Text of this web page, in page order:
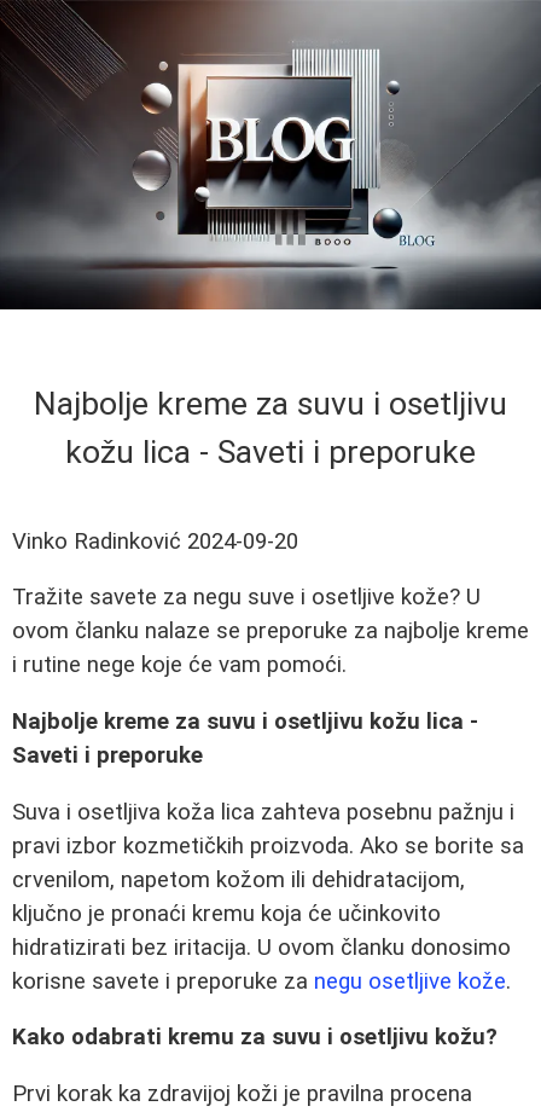
Najbolje kreme za suvu i osetljivu
kožu lica - Saveti i preporuke
Vinko Radinković 2024-09-20
Tražite savete za negu suve i osetljive kože? U
ovom članku nalaze se preporuke za najbolje kreme
i rutine nege koje će vam pomoći.
Najbolje kreme za suvu i osetljivu kožu lica -
Saveti i preporuke
Suva i osetljiva koža lica zahteva posebnu pažnju i
pravi izbor kozmetičkih proizvoda. Ako se borite sa
crvenilom, napetom kožom ili dehidratacijom,
ključno je pronaći kremu koja će učinkovito
hidratizirati bez iritacija. U ovom članku donosimo
korisne savete i preporuke za negu osetljive kože.
Kako odabrati kremu za suvu i osetljivu kožu?
Prvi korak ka zdravijoj koži je pravilna procena